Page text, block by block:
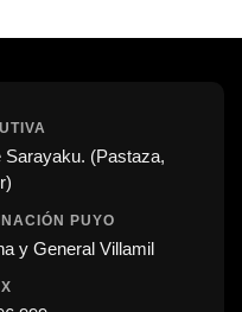
Sarayaku. (Pastaza,
PUYO
y General Villamil